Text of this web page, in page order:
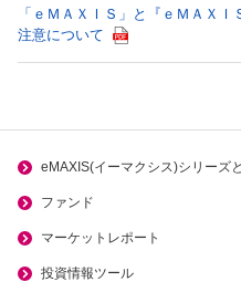
「ｅＭＡＸＩＳ」と『ｅＭＡＸ
注意について
eMAXIS(イーマクシス)シリーズ
ファンド
マーケットレポート
投資情報ツール